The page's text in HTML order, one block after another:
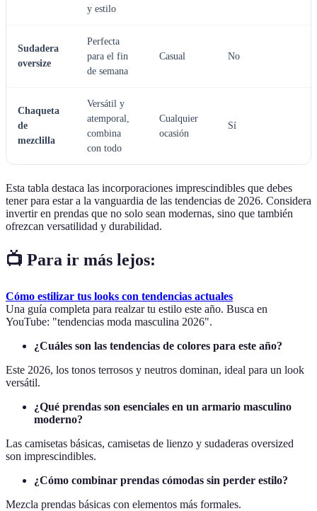
y estilo
Sudadera
oversize
Perfecta
para el fin
de semana
Casual No
Chaqueta
de
mezclilla
Versátil y
atemporal,
combina
con todo
Cualquier
ocasión
Sí
Esta tabla destaca las incorporaciones imprescindibles que debes
tener para estar a la vanguardia de las tendencias de 2026. Considera
invertir en prendas que no solo sean modernas, sino que también
ofrezcan versatilidad y durabilidad.
📺 Para ir más lejos:
Cómo estilizar tus looks con tendencias actuales
Una guía completa para realzar tu estilo este año. Busca en
YouTube: "tendencias moda masculina 2026".
¿Cuáles son las tendencias de colores para este año?
Este 2026, los tonos terrosos y neutros dominan, ideal para un look
versátil.
¿Qué prendas son esenciales en un armario masculino
moderno?
Las camisetas básicas, camisetas de lienzo y sudaderas oversized
son imprescindibles.
¿Cómo combinar prendas cómodas sin perder estilo?
Mezcla prendas básicas con elementos más formales.